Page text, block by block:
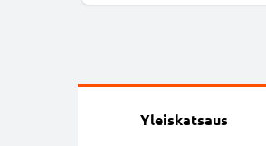
Yleiskatsaus